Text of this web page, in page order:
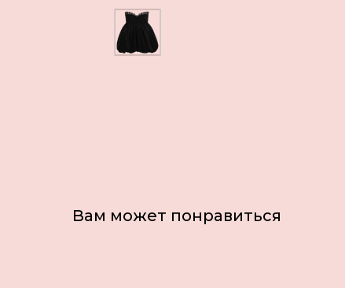
Вам может понравиться